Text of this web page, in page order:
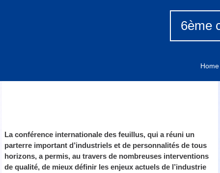
6ème
Home
La conférence internationale des feuillus, qui a réuni un
parterre important d’industriels et de personnalités de tous
horizons, a permis, au travers de nombreuses interventions
de qualité, de mieux définir les enjeux actuels de l’industrie